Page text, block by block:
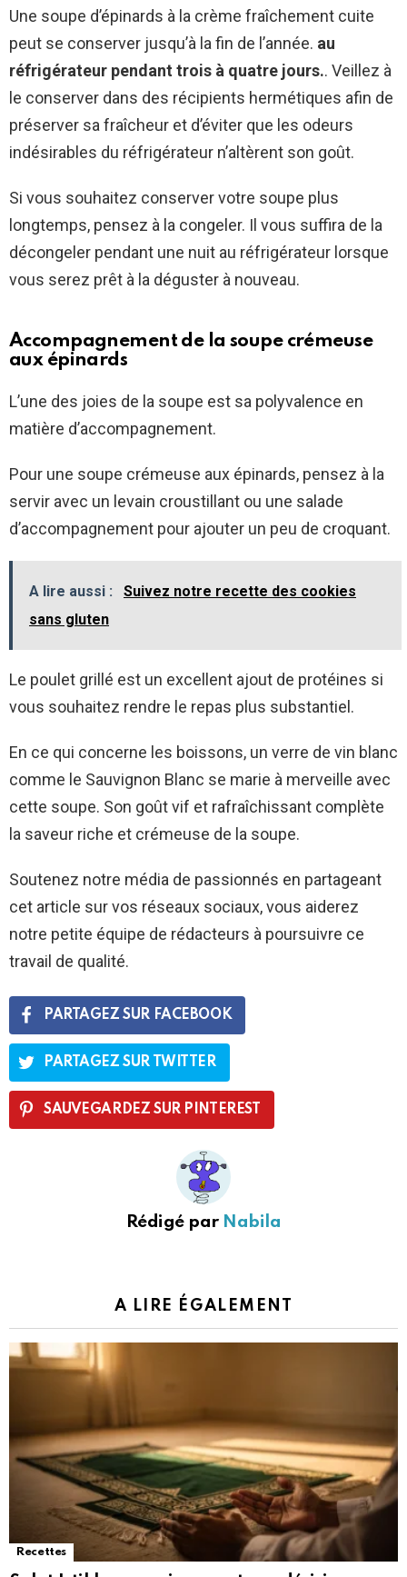
Une soupe d’épinards à la crème fraîchement cuite
peut se conserver jusqu’à la fin de l’année. au
réfrigérateur pendant trois à quatre jours.. Veillez à
le conserver dans des récipients hermétiques afin de
préserver sa fraîcheur et d’éviter que les odeurs
indésirables du réfrigérateur n’altèrent son goût.
Si vous souhaitez conserver votre soupe plus
longtemps, pensez à la congeler. Il vous suffira de la
décongeler pendant une nuit au réfrigérateur lorsque
vous serez prêt à la déguster à nouveau.
Accompagnement de la soupe crémeuse
aux épinards
L’une des joies de la soupe est sa polyvalence en
matière d’accompagnement.
Pour une soupe crémeuse aux épinards, pensez à la
servir avec un levain croustillant ou une salade
d’accompagnement pour ajouter un peu de croquant.
A lire aussi :
Suivez notre recette des cookies
sans gluten
Le poulet grillé est un excellent ajout de protéines si
vous souhaitez rendre le repas plus substantiel.
En ce qui concerne les boissons, un verre de vin blanc
comme le Sauvignon Blanc se marie à merveille avec
cette soupe. Son goût vif et rafraîchissant complète
la saveur riche et crémeuse de la soupe.
Soutenez notre média de passionnés en partageant
cet article sur vos réseaux sociaux, vous aiderez
notre petite équipe de rédacteurs à poursuivre ce
travail de qualité.
PARTAGEZ SUR FACEBOOK
PARTAGEZ SUR TWITTER
SAUVEGARDEZ SUR PINTEREST
Rédigé par Nabila
A LIRE ÉGALEMENT
Recettes